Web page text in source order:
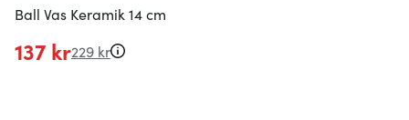
Ball Vas Keramik 14 cm
137 kr229 kr